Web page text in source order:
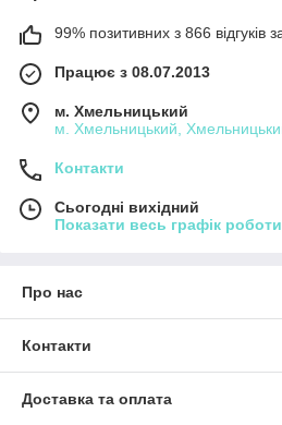
99% позитивних з 866 відгуків
Працює з 08.07.2013
м. Хмельницький
м. Хмельницький,
Контакти
Сьогодні вихідний
Показати весь графік роботи
Про нас
Контакти
Доставка та оплата